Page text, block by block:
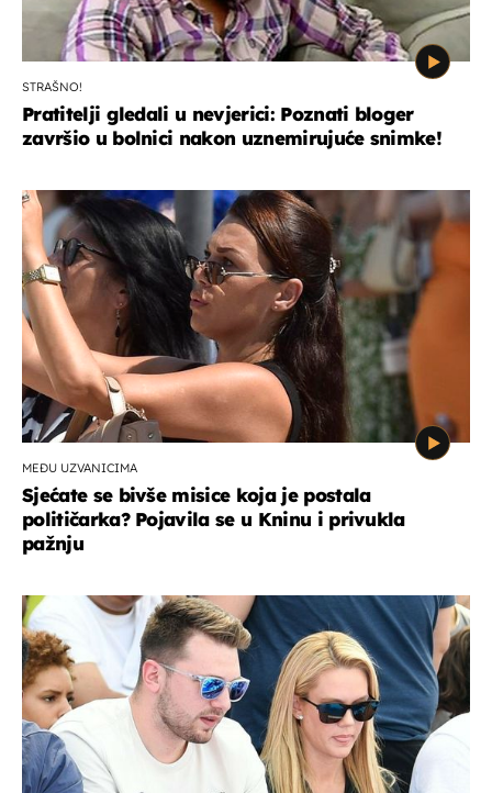
STRAŠNO!
Pratitelji gledali u nevjerici: Poznati bloger
završio u bolnici nakon uznemirujuće snimke!
MEĐU UZVANICIMA
Sjećate se bivše misice koja je postala
političarka? Pojavila se u Kninu i privukla
pažnju